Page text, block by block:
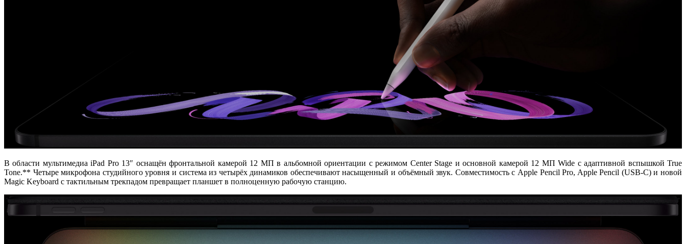
В области мультимедиа iPad Pro 13″ оснащёнфронтальной камерой 12 МП в альбомной ориентации с режимом Center Stage иосновной камерой 12 МП Wide с адаптивной вспышкой True
Tone.** Четыре микрофона студийного уровня и система из четырёх динамиков обеспечивают насыщенный и объёмный звук. Совместимость с Apple Pencil Pro, Apple Pencil (USB-C)иновой
Magic Keyboard с тактильным трекпадом превращает планшет в полноценную рабочую станцию.